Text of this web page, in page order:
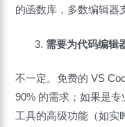
的函数库，多数编辑器
需要为代码编辑
不一定。免费的 VS
90% 的需求；如果是
工具的高级功能（如实